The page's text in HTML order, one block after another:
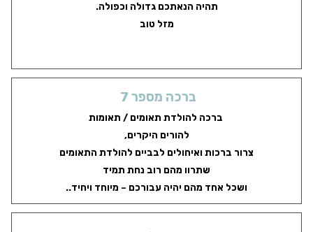
תהיה הנאתכם גדולה וכפולה.
מזל טוב
ברכה מספר 7
ברכה להולדת תאומים / תאומות
להורים היקרים,
צרור ברכות ואיחולים לבביים להולדת התאומים
שתרוו מהם רוב נחת תמיד
ושכל אחד מהם יהיה עבורכם – מיוחד ויחיד..